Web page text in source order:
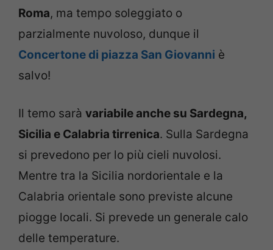
Roma, ma tempo soleggiato o
parzialmente nuvoloso, dunque il
Concertone di piazza San Giovanni è
salvo!
Il temo sarà variabile anche su Sardegna,
Sicilia e Calabria tirrenica. Sulla Sardegna
si prevedono per lo più cieli nuvolosi.
Mentre tra la Sicilia nordorientale e la
Calabria orientale sono previste alcune
piogge locali. Si prevede un generale calo
delle temperature.